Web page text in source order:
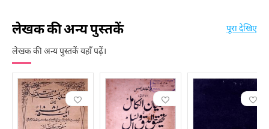
लेखक की अन्य पुस्तकें
लेखक की अन्य पुस्तकें यहाँ पढ़ें।
पूरा देखिए